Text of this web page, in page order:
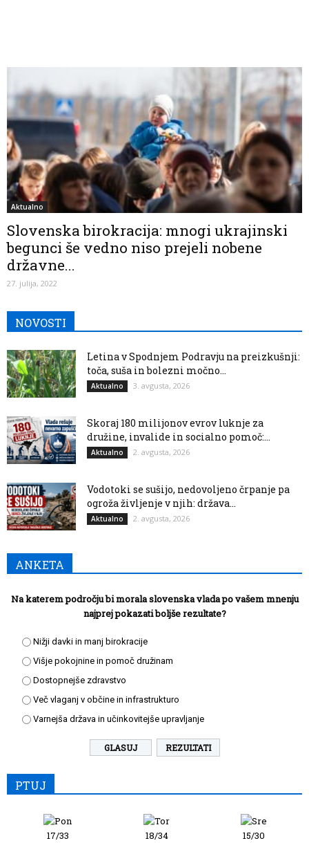
Aktualno
Slovenska birokracija: mnogi ukrajinski
begunci še vedno niso prejeli nobene
državne...
27. julija, 2022
NOVOSTI
Letina v Spodnjem Podravju na preizkušnji:
toča, suša in bolezni močno...
Aktualno 3. avgusta, 2026
Skoraj 180 milijonov evrov luknje za
družine, invalide in socialno pomoč:...
Aktualno 2. avgusta, 2026
Vodotoki se sušijo, nedovoljeno črpanje pa
ogroža življenje v njih: država...
Aktualno 2. avgusta, 2026
ANKETA
Na katerem področju bi morala slovenska vlada po vašem mnenju
najprej pokazati boljše rezultate?
Nižji davki in manj birokracije
Višje pokojnine in pomoč družinam
Dostopnejše zdravstvo
Več vlaganj v občine in infrastrukturo
Varnejša država in učinkovitejše upravljanje
REZULTATI
PTUJ
17/33
18/34
15/30